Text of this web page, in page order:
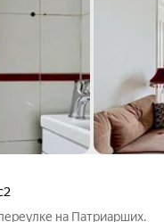
на Патриарших.